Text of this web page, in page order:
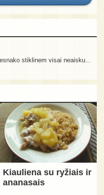
stiklinem visai neaisku...
Kiauliena su ryžiais ir
ananasais